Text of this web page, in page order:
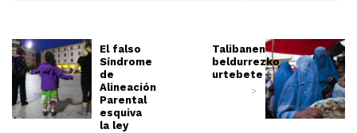
El falso
Síndrome
de
Alineación
Parental
esquiva
la ley
Talibanen
beldurrezko
urtebete
>